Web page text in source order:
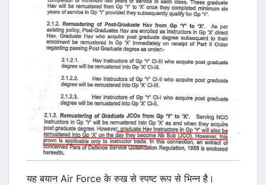
यह बयान Air Force के रुख से स्पष्ट रूप से भिन्न है।